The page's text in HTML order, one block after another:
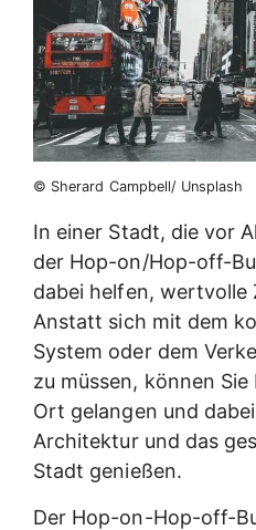
© Sherard Campbell/ Unsplash
In einer Stadt, die vor
der Hop-on/Hop-off-
dabei helfen, wertvolle
Anstatt sich mit dem
System oder dem
zu müssen, können
Ort gelangen und
Architektur und das
Stadt genießen.
Der Hop-on-Hop-off-